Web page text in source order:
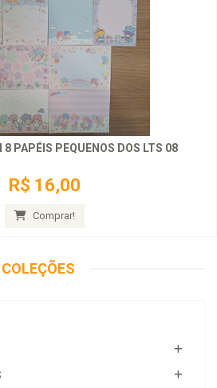
PAPÉIS PEQUENOS DOS LTS 08
R$ 16,00
Comprar!
COLEÇÕES